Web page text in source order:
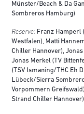
Münster/Beach & Da
Sombreros Hamburg)
Reserve: Franz Hamperl
Westfalen), Matti
Chiller Hannover),
Jonas Merkel (TV
(TSV Ismaning/THC Eh
Lübeck/Sierra
Vorpommern
Strand Chiller Hannover)